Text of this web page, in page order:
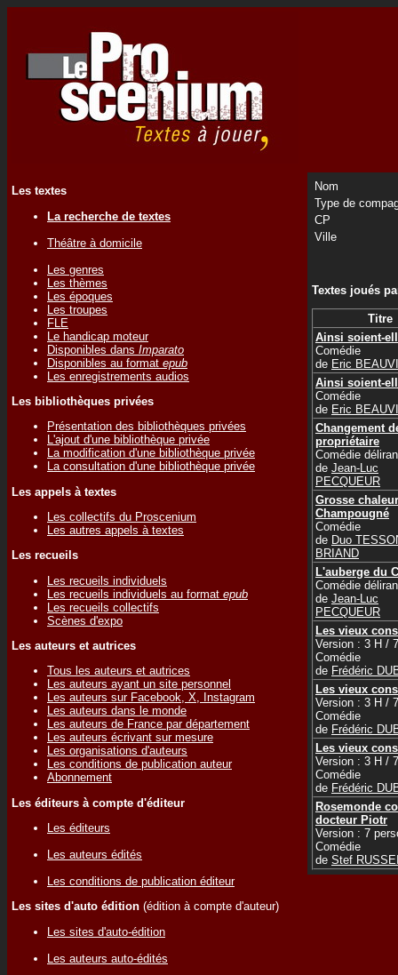
Les textes
La recherche de textes
Théâtre à domicile
Les genres
Les thèmes
Les époques
Les troupes
FLE
Le handicap moteur
Disponibles dans Imparato
Disponibles au format epub
Les enregistrements audios
Les bibliothèques privées
Présentation des bibliothèques privées
L'ajout d'une bibliothèque privée
La modification d'une bibliothèque privée
La consultation d'une bibliothèque privée
Les appels à textes
Les collectifs du Proscenium
Les autres appels à textes
Les recueils
Les recueils individuels
Les recueils individuels au format epub
Les recueils collectifs
Scènes d'expo
Les auteurs et autrices
Tous les auteurs et autrices
Les auteurs ayant un site personnel
Les auteurs sur Facebook, X, Instagram
Les auteurs dans le monde
Les auteurs de France par département
Les auteurs écrivant sur mesure
Les organisations d'auteurs
Les conditions de publication auteur
Abonnement
Les éditeurs à compte d'éditeur
Les éditeurs
Les auteurs édités
Les conditions de publication éditeur
Les sites d'auto édition (édition à compte d'auteur)
Les sites d'auto-édition
Les auteurs auto-édités
Nom
Type de
CP
Ville
Textes joués
Titre
Ainsi soient-
Comédie
de Eric
Ainsi soient-
Comédie
de Eric
Changement
propriétaire
Comédie
de Jean-Luc
PECQUEUR
Grosse
Champougné
Comédie
de Duo
BRIAND
L'auberge du
Comédie
de Jean-Luc
PECQUEUR
Les vieux
Version : 3 H /
Comédie
de Frédéric
Les vieux
Version : 3 H /
Comédie
de Frédéric
Les vieux
Version : 3 H /
Comédie
de Frédéric
Rosemonde
docteur Piotr
Version : 7
Comédie
de Stef